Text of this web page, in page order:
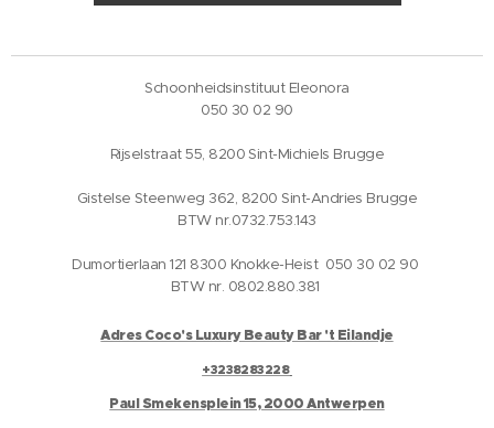
Schoonheidsinstituut Eleonora
050 30 02 90
Rijselstraat 55, 8200 Sint-Michiels Brugge
Gistelse Steenweg 362, 8200 Sint-Andries Brugge
BTW nr.0732.753.143
Dumortierlaan 121 8300 Knokke-Heist 050 30 02 90
BTW nr. 0802.880.381
Adres Coco's Luxury Beauty Bar 't Eilandje
+3238283228
Paul Smekensplein 15, 2000 Antwerpen